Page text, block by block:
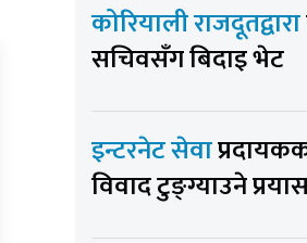
कोरियाली राजदूतद्वारा
सचिवसँग बिदाइ भेट
इन्टरनेट सेवा
विवाद टुङ्ग्याउने